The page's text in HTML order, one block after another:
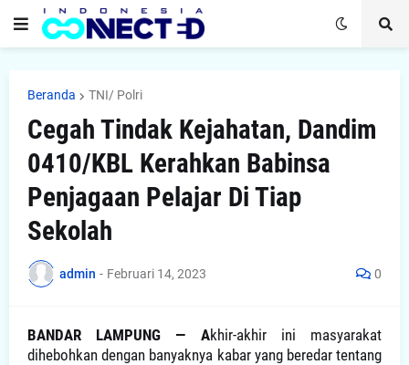
Beranda TNI/ Polri
Cegah Tindak Kejahatan, Dandim
0410/KBL Kerahkan Babinsa
Penjagaan Pelajar Di Tiap
Sekolah
admin - Februari 14, 2023 0
BANDAR LAMPUNG — Akhir-akhir ini masyarakat
dihebohkan dengan banyaknya kabar yang beredar tentang